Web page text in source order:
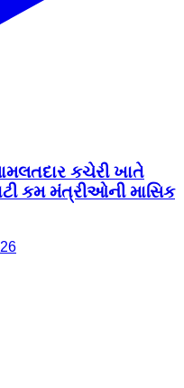
કચેરી ખાતે
કમ મંત્રીઓની માસિક